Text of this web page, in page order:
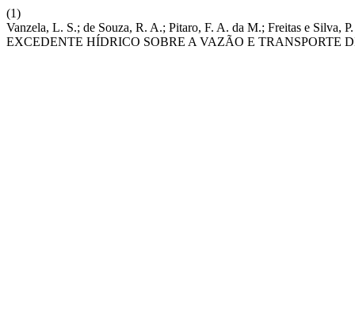
(1)
Vanzela, L. S.; de Souza, R. A.; Pitaro, F. A. da M.; Freitas e
EXCEDENTE HÍDRICO SOBRE A VAZÃO E TRANSPORTE